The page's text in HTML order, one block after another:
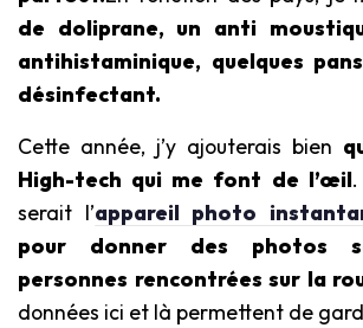
de doliprane, un anti
antihistaminique, quelques
désinfectant.
Cette année, j’y ajouterais bien
High-tech qui me font de l’œil.
serait l’appareil photo
pour donner des photos
personnes rencontrées sur la
données ici et là permettent de